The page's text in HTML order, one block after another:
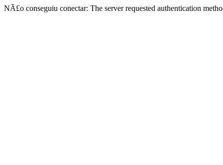
NÃ£o conseguiu conectar: The server requested authentication